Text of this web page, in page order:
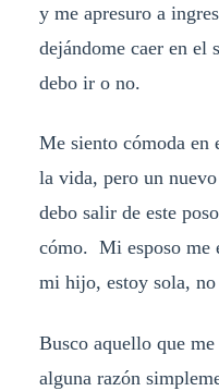
y me apresuro a
dejándome caer en el
debo ir o no.
Me siento cómoda
la vida, pero un
debo salir de este
cómo. Mi esposo me
mi hijo, estoy sola,
Busco aquello que
alguna razón